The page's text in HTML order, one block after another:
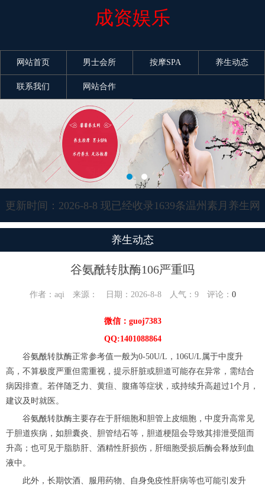
成资娱乐
网站首页 男士会所 按摩SPA 养生动态
联系我们 网站合作
更新时间：2026-8-8 现已经收录1639条温州素月养生网
信息
养生动态
谷氨酰转肽酶106严重吗
作者：aqi 来源： 日期：2026-8-8 人气： 9评论： 0
微信：guoj7383
QQ:1401088864
谷氨酰转肽酶正常参考值一般为0-50U/L，106U/L属于中度升
高，不算极度严重但需重视，提示肝脏或胆道可能存在异常，需结合
病因排查。若伴随乏力、黄疸、腹痛等症状，或持续升高超过1个月，
建议及时就医。
谷氨酰转肽酶主要存在于肝细胞和胆管上皮细胞，中度升高常见
于胆道疾病，如胆囊炎、胆管结石等，胆道梗阻会导致其排泄受阻而
升高；也可见于脂肪肝、酒精性肝损伤，肝细胞受损后酶会释放到血
液中。
此外，长期饮酒、服用药物、自身免疫性肝病等也可能引发升